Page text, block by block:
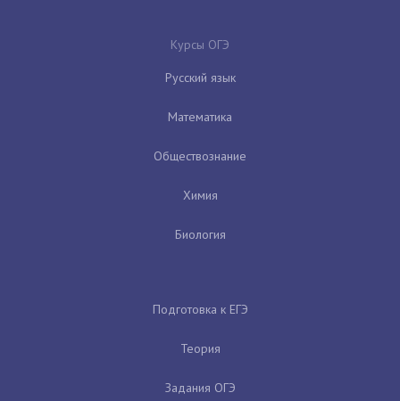
Курсы ОГЭ
Русский язык
Математика
Обществознание
Химия
Биология
Подготовка к ЕГЭ
Теория
Задания ОГЭ